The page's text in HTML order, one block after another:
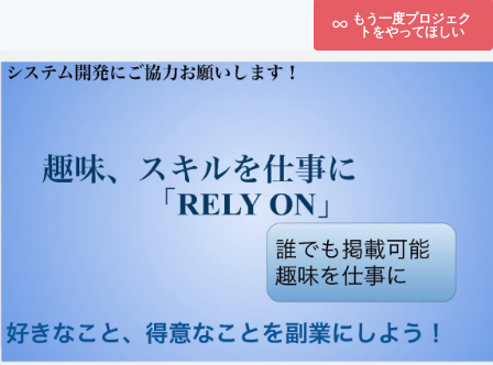
もう一度プロジェク
トをやってほしい